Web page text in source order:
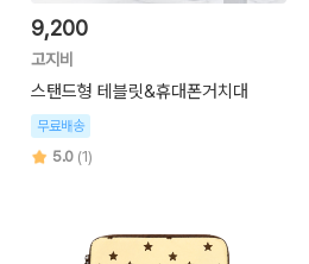
9,200
고지비
스탠드형 테블릿&휴대폰거치대
무료배송
5.0 (1)